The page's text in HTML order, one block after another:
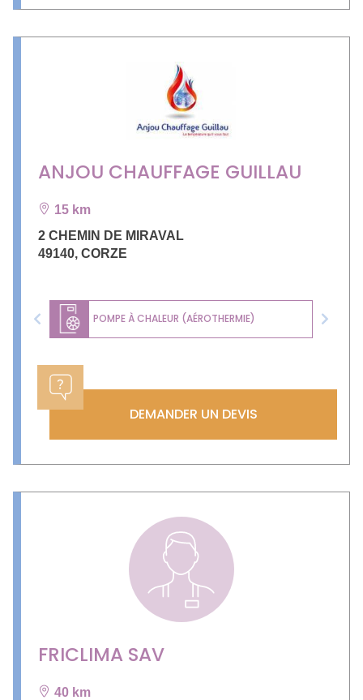
ANJOU CHAUFFAGE GUILLAU
15 km
2 CHEMIN DE MIRAVAL
49140, CORZE
POMPE À CHALEUR (AÉROTHERMIE)
Previous Next
DEMANDER UN DEVIS
FRICLIMA SAV
40 km